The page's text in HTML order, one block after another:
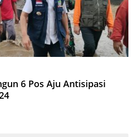
6 Pos Aju Antisipasi